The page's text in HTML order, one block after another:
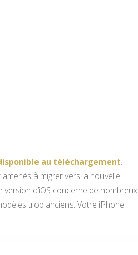
au téléchargement.
à migrer vers la nouvelle
d’iOS concerne de nombreux
trop anciens. Votre iPhone